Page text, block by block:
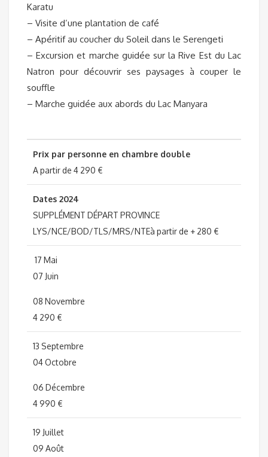
Karatu
– Visite d’une plantation de café
– Apéritif au coucher du Soleil dans le Serengeti
– Excursion et marche guidée sur la Rive Est du Lac
Natron pour découvrir ses paysages à couper le
souffle
– Marche guidée aux abords du Lac Manyara
Prix par personne en chambre double
A partir de 4 290 €
Dates 2024
SUPPLÉMENT DÉPART PROVINCE
LYS/NCE/BOD/TLS/MRS/NTEà partir de + 280 €
17 Mai
07 Juin
08 Novembre
4 290 €
13 Septembre
04 Octobre
06 Décembre
4 990 €
19 Juillet
09 Août